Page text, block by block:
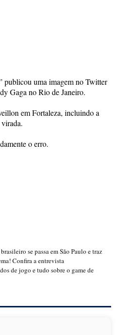
publicou uma imagem no Twitter
Gaga no Rio de Janeiro.
em Fortaleza, incluindo a
o erro.
se passa em São Paulo e traz
Confira a entrevista
de jogo e tudo sobre o game de